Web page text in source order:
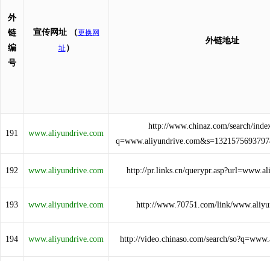
外
链
编
号
宣传网址 （更换网
址 ）
外链地址
191 www.aliyundrive.com
http://www.chinaz.com/search/
192 www.aliyundrive.com http://pr.links.cn/
193 www.aliyundrive.com http://www.70751.com/link/
194 www.aliyundrive.com http://video.chinaso.com/search/